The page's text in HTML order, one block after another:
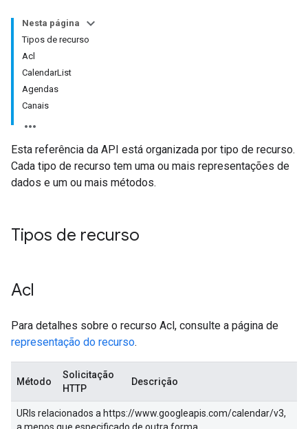
Nesta página
Tipos de recurso
Acl
CalendarList
Agendas
Canais
Esta referência da API está organizada por tipo de recurso.
Cada tipo de recurso tem uma ou mais representações de
dados e um ou mais métodos.
Tipos de recurso
Acl
Para detalhes sobre o recurso Acl, consulte a página de
representação do recurso.
Método
Solicitação
HTTP
Descrição
URIs relacionados a https://www.googleapis.com/calendar/v3,